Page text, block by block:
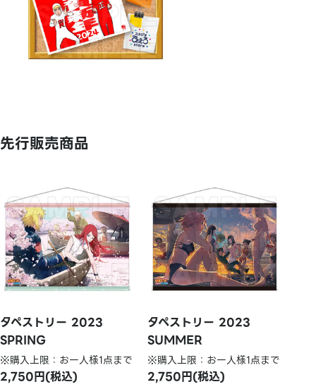
先行販売商品
タペストリー 2023
SPRING
※購入上限：お一人様1点まで
2,750円(税込)
タペストリー 2023
SUMMER
※購入上限：お一人様1点まで
2,750円(税込)